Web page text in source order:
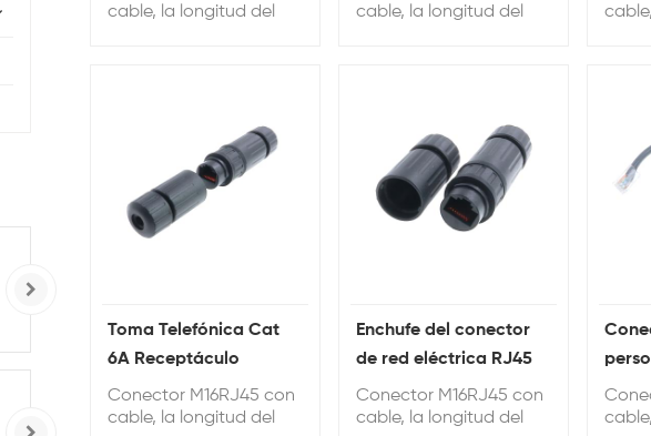
de montaje en panel
cable, la longitud del
cable, la longitud del
Toma Telefónica Cat
6A Receptáculo
Hembra con Pigtail
Conector M16RJ45 con
cable, la longitud del
Enchufe del conector
de red eléctrica RJ45
Jack Cat 7 con escudo
de plástico y conector
Conector M16RJ45 con
cable, la longitud del
PBT